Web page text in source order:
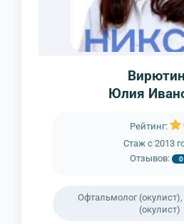
Юлия
Рейтинг:
Стаж с 2013
Отзывов:
0
Офтальмолог
(окулист)